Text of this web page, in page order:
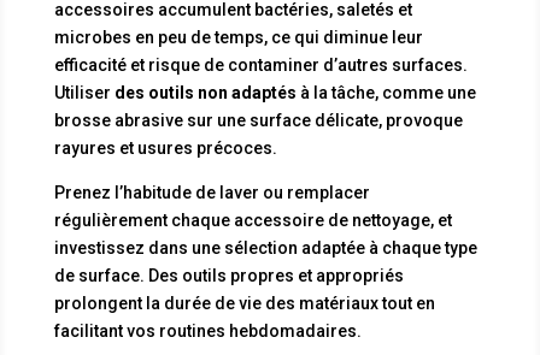
accessoires accumulent bactéries, saletés et
microbes en peu de temps, ce qui diminue leur
efficacité et risque de contaminer d’autres surfaces.
Utiliser des outils non adaptés à la tâche, comme une
brosse abrasive sur une surface délicate, provoque
rayures et usures précoces.
Prenez l’habitude de laver ou remplacer
régulièrement chaque accessoire de nettoyage, et
investissez dans une sélection adaptée à chaque type
de surface. Des outils propres et appropriés
prolongent la durée de vie des matériaux tout en
facilitant vos routines hebdomadaires.